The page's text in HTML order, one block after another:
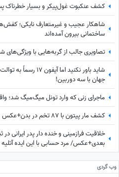
کشف عنکبوت غول‌پیکر و بسیار خطرناک پس از 25 سال +
شاهکار عجیب و غیرمتعارف نایکی؛
ساختمانی بیرون آمده‌اند
تصاویری جالب از گربه‌هایی با ویژگی‌های
شاید باور نکنید
جهان با سه دوربین!
ماجرای زنی که وارد تونل میگ‌میگ
کشف مار پیتون با 87 تخم در بدن+عکس
بعدی+عکس/ مرد حسابی با این ایده
وب گردی